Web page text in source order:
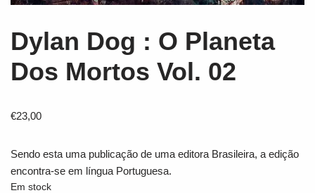
Dylan Dog : O Planeta
Dos Mortos Vol. 02
€23,00
Sendo esta uma publicação de uma editora Brasileira, a edição
encontra-se em língua Portuguesa.
Em stock